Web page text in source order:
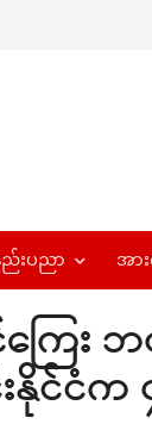
ည်းပညာ အာ
ကြေး
င်ငံက